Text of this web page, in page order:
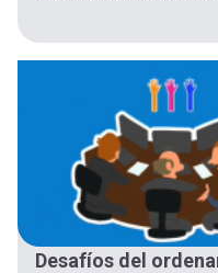
Desafíos del